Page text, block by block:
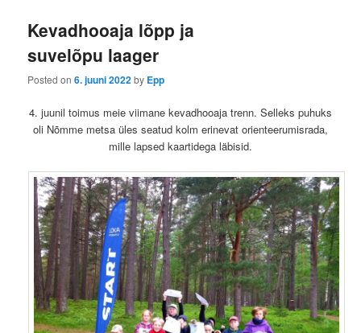
Kevadhooaja lõpp ja
suvelõpu laager
Posted on6. juuni 2022by Epp
4. juunil toimus meie viimane kevadhooaja trenn. Selleks puhuks
oli Nõmme metsa üles seatud kolm erinevat orienteerumisrada,
mille lapsed kaartidega läbisid.